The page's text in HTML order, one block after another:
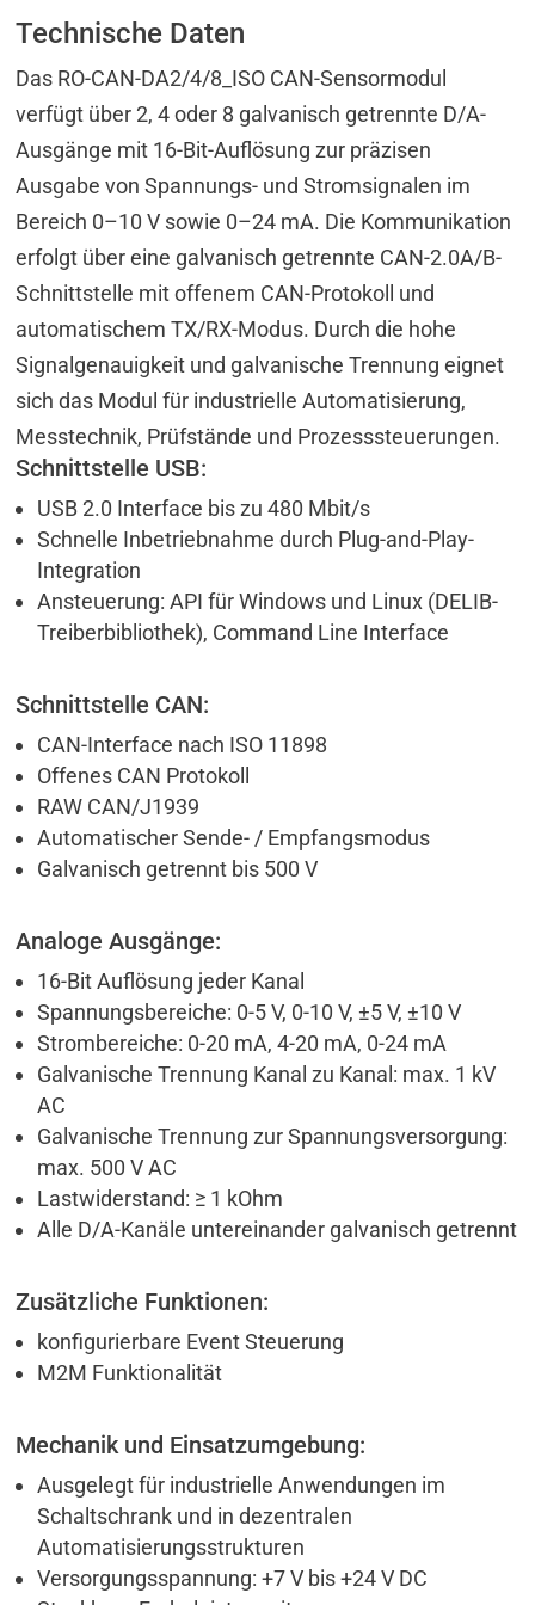
Technische Daten
Das RO-CAN-DA2/4/8_ISO CAN-Sensormodul
verfügt über 2, 4 oder 8 galvanisch getrennte D/A-
Ausgänge mit 16-Bit-Auflösung zur präzisen
Ausgabe von Spannungs- und Stromsignalen im
Bereich 0–10 V sowie 0–24 mA. Die Kommunikation
erfolgt über eine galvanisch getrennte CAN-2.0A/B-
Schnittstelle mit offenem CAN-Protokoll und
automatischem TX/RX-Modus. Durch die hohe
Signalgenauigkeit und galvanische Trennung eignet
sich das Modul für industrielle Automatisierung,
Messtechnik, Prüfstände und Prozesssteuerungen.
Schnittstelle USB:
USB 2.0 Interface bis zu 480 Mbit/s
Schnelle Inbetriebnahme durch Plug-and-Play-
Integration
Ansteuerung: API für Windows und Linux (DELIB-
Treiberbibliothek), Command Line Interface
Schnittstelle CAN:
CAN-Interface nach ISO 11898
Offenes CAN Protokoll
RAW CAN/J1939
Automatischer Sende- / Empfangsmodus
Galvanisch getrennt bis 500 V
Analoge Ausgänge:
16-Bit Auflösung jeder Kanal
Spannungsbereiche: 0-5 V, 0-10 V, ±5 V, ±10 V
Strombereiche: 0-20 mA, 4-20 mA, 0-24 mA
Galvanische Trennung Kanal zu Kanal: max. 1 kV
AC
Galvanische Trennung zur Spannungsversorgung:
max. 500 V AC
Lastwiderstand: ≥ 1 kOhm
Alle D/A-Kanäle untereinander galvanisch getrennt
Zusätzliche Funktionen:
konfigurierbare Event Steuerung
M2M Funktionalität
Mechanik und Einsatzumgebung:
Ausgelegt für industrielle Anwendungen im
Schaltschrank und in dezentralen
Automatisierungsstrukturen
Versorgungsspannung: +7 V bis +24 V DC